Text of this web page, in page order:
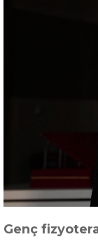
Genç